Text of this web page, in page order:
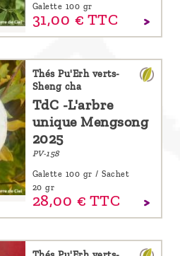
Galette 100 gr
31,00 € TTC
Thés Pu'Erh verts-
Sheng cha
TdC -L'arbre
unique Mengsong
2025
PV-158
Galette 100 gr / Sachet
20 gr
28,00 € TTC